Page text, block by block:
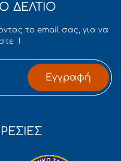
ΔΕΛΤΙΟ
το email σας, για να
!
Εγγραφή